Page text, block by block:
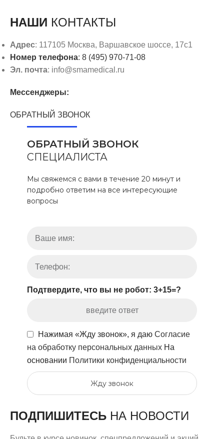
НАШИ КОНТАКТЫ
Адрес: 117105 Москва, Варшавское шоссе, 17с1
Номер телефона: 8 (495) 970-71-08
Эл. почта: info@smamedical.ru
Мессенджеры:
ОБРАТНЫЙ ЗВОНОК
ОБРАТНЫЙ ЗВОНОК
СПЕЦИАЛИСТА
Мы свяжемся с вами в течение 20 минут и
подробно ответим на все интересующие
вопросы
Подтвердите, что вы не робот: 3+15=?
Нажимая «Жду звонок», я даюСогласие
на обработку персональных данных На
основании Политики конфиденциальности
Жду звонок
ПОДПИШИТЕСЬ НА НОВОСТИ